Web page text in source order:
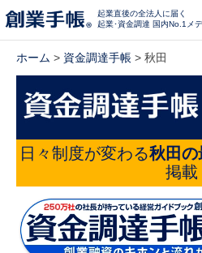
起業直後の全法人に届く
起業･資金調達 国内No.1メ
ホーム > 資金調達手帳 > 秋田
日々制度が変わる秋田の
掲載